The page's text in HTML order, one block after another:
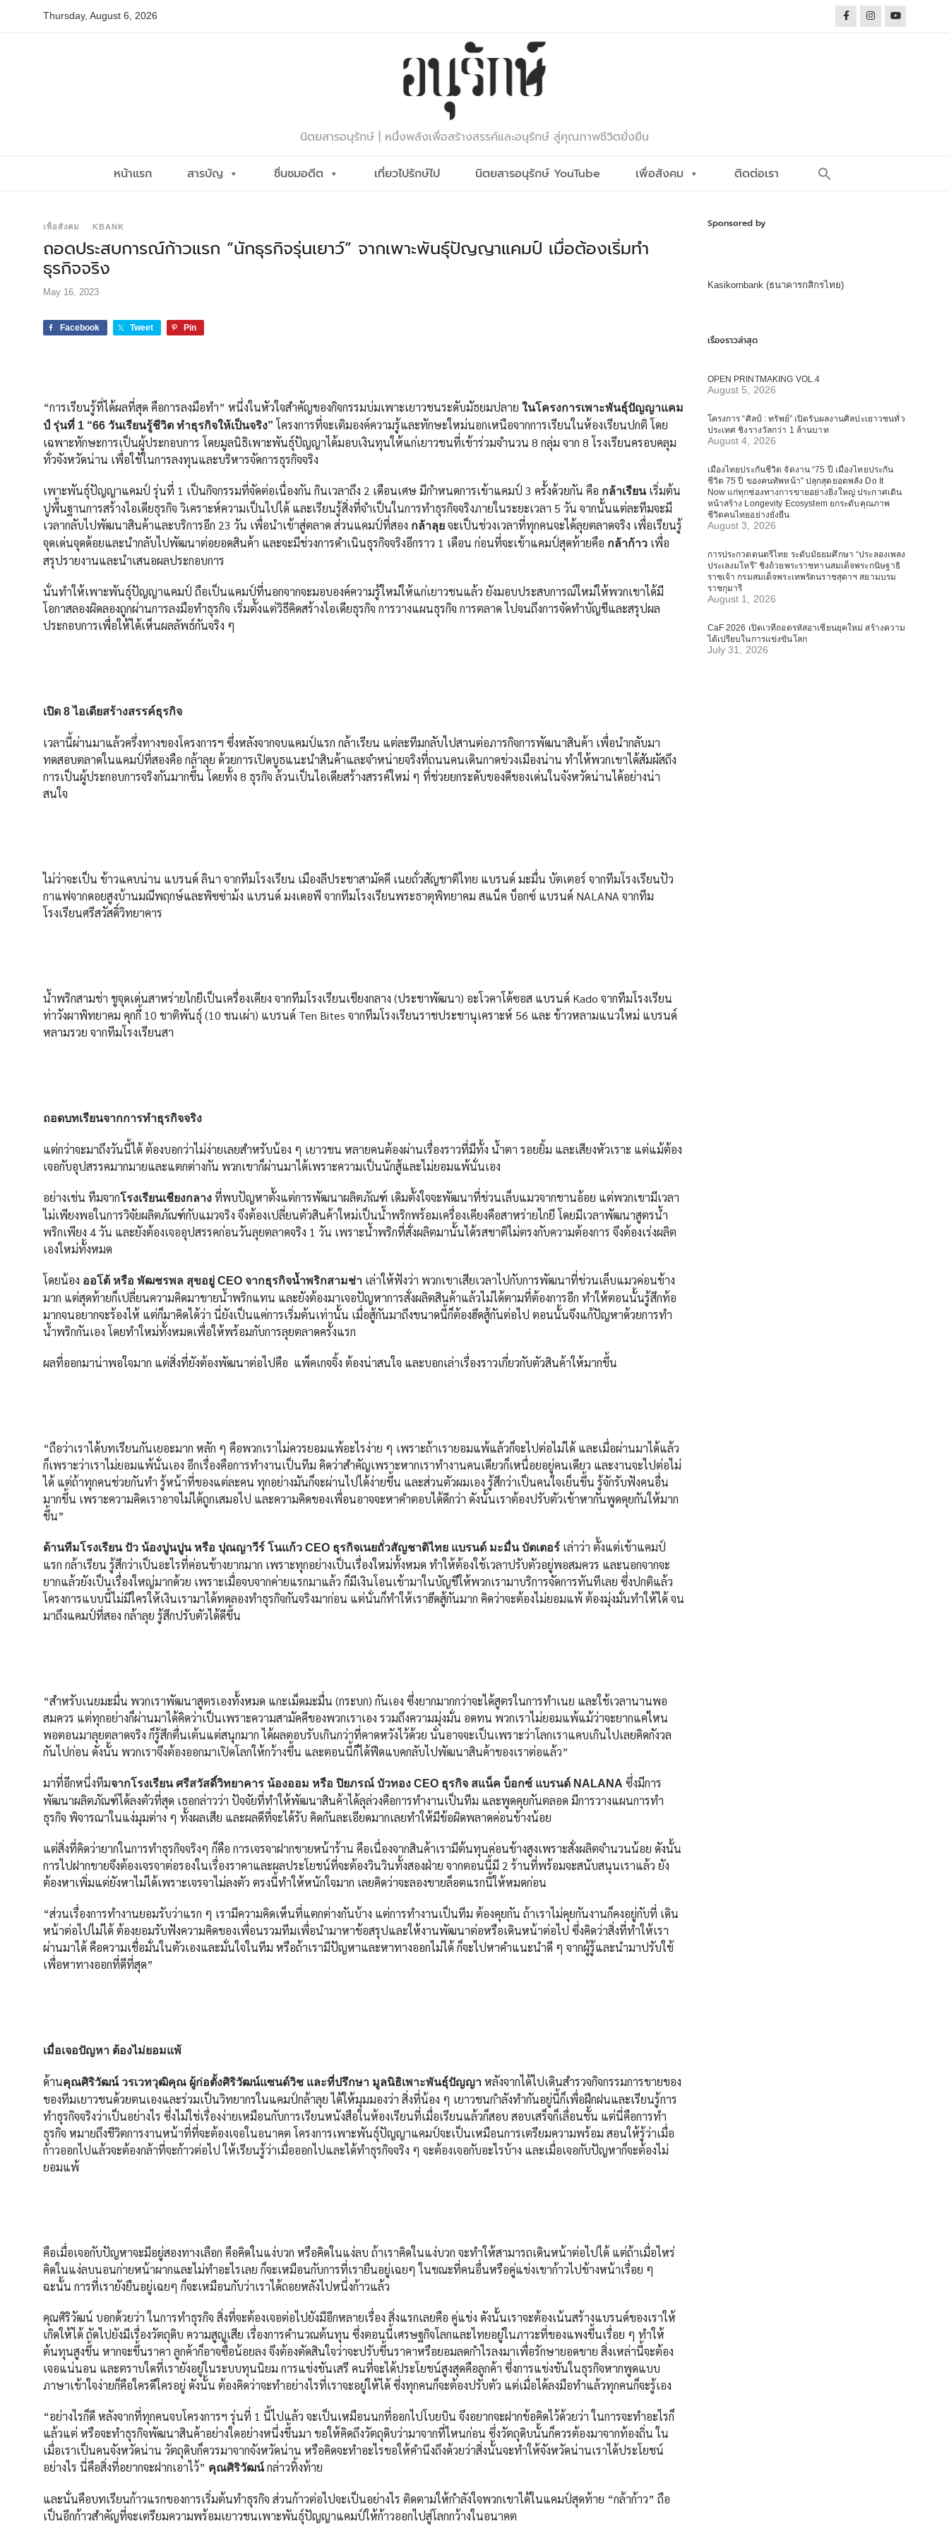
Thursday, August 6, 2026
นิตยสารอนุรักษ์ | หนึ่งพลังเพื่อสร้างสรรค์และอนุรักษ์ สู่คุณภาพชีวิตยั่งยืน
หน้าแรก สารบัญ ชื่นชมอดีต เที่ยวไปรักษ์ไป นิตยสารอนุรักษ์ YouTube เพื่อสังคม ติดต่อเรา
เพื่อสังคม KBANK
ถอดประสบการณ์ก้าวแรก “นักธุรกิจรุ่นเยาว์” จากเพาะพันธุ์ปัญญาแคมป์ เมื่อต้องเริ่มทำ
ธุรกิจจริง
May 16, 2023
Facebook Tweet Pin
“การเรียนรู้ที่ได้ผลที่สุด คือการลงมือทำ” หนึ่งในหัวใจสำคัญของกิจกรรมบ่มเพาะเยาวชนระดับมัธยมปลาย ในโครงการเพาะพันธุ์ปัญญาแคม
ป์ รุ่นที่ 1 “66 วันเรียนรู้ชีวิต ทำธุรกิจให้เป็นจริง” โครงการที่จะเติมองค์ความรู้และทักษะใหม่นอกเหนือจากการเรียนในห้องเรียนปกติ โดย
เฉพาะทักษะการเป็นผู้ประกอบการ โดยมูลนิธิเพาะพันธุ์ปัญญาได้มอบเงินทุนให้แก่เยาวชนที่เข้าร่วมจำนวน 8 กลุ่ม จาก 8 โรงเรียนครอบคลุม
ทั่วจังหวัดน่าน เพื่อใช้ในการลงทุนและบริหารจัดการธุรกิจจริง
เพาะพันธุ์ปัญญาแคมป์ รุ่นที่ 1 เป็นกิจกรรมที่จัดต่อเนื่องกัน กินเวลาถึง 2 เดือนเศษ มีกำหนดการเข้าแคมป์ 3 ครั้งด้วยกัน คือ กล้าเรียนเริ่มต้น
ปูพื้นฐานการสร้างไอเดียธุรกิจ วิเคราะห์ความเป็นไปได้ และเรียนรู้สิ่งที่จำเป็นในการทำธุรกิจจริงภายในระยะเวลา 5 วัน จากนั้นแต่ละทีมจะมี
เวลากลับไปพัฒนาสินค้าและบริการอีก 23 วัน เพื่อนำเข้าสู่ตลาด ส่วนแคมป์ที่สอง กล้าลุย จะเป็นช่วงเวลาที่ทุกคนจะได้ลุยตลาดจริง เพื่อเรียนรู้
จุดเด่นจุดด้อยและนำกลับไปพัฒนาต่อยอดสินค้า และจะมีช่วงการดำเนินธุรกิจจริงอีกราว 1 เดือน ก่อนที่จะเข้าแคมป์สุดท้ายคือ กล้าก้าว เพื่อ
สรุปรายงานและนำเสนอผลประกอบการ
นั่นทำให้เพาะพันธุ์ปัญญาแคมป์ ถือเป็นแคมป์ที่นอกจากจะมอบองค์ความรู้ใหม่ให้แก่เยาวชนแล้ว ยังมอบประสบการณ์ใหม่ให้พวกเขาได้มี
โอกาสลองผิดลองถูกผ่านการลงมือทำธุรกิจ เริ่มตั้งแต่วิธีคิดสร้างไอเดียธุรกิจ การวางแผนธุรกิจ การตลาด ไปจนถึงการจัดทำบัญชีและสรุปผล
ประกอบการเพื่อให้ได้เห็นผลลัพธ์กันจริง ๆ
เปิด 8 ไอเดียสร้างสรรค์ธุรกิจ
เวลานี้ผ่านมาแล้วครึ่งทางของโครงการฯ ซึ่งหลังจากจบแคมป์แรก กล้าเรียน แต่ละทีมกลับไปสานต่อภารกิจการพัฒนาสินค้า เพื่อนำกลับมา
ทดสอบตลาดในแคมป์ที่สองคือ กล้าลุย ด้วยการเปิดบูธแนะนำสินค้าและจำหน่ายจริงที่ถนนคนเดินกาดข่วงเมืองน่าน ทำให้พวกเขาได้สัมผัสถึง
การเป็นผู้ประกอบการจริงกันมากขึ้น โดยทั้ง 8 ธุรกิจ ล้วนเป็นไอเดียสร้างสรรค์ใหม่ ๆ ที่ช่วยยกระดับของดีของเด่นในจังหวัดน่านได้อย่างน่า
สนใจ
ไม่ว่าจะเป็น ข้าวแคบน่าน แบรนด์ ลินา จากทีมโรงเรียน เมืองลีประชาสามัคคี เนยถั่วสัญชาติไทย แบรนด์ มะมื่น บัตเตอร์ จากทีมโรงเรียนปัว
กาแฟจากดอยสูงบ้านมณีพฤกษ์และพิซซ่าม้ง แบรนด์ มงเดอพี จากทีมโรงเรียนพระธาตุพิทยาคม สแน็ค บ็อกซ์ แบรนด์ NALANA จากทีม
โรงเรียนศรีสวัสดิ์วิทยาคาร
น้ำพริกสามช่า ชูจุดเด่นสาหร่ายไกยีเป็นเครื่องเคียง จากทีมโรงเรียนเชียงกลาง (ประชาพัฒนา) อะโวคาโด้ซอส แบรนด์ Kado จากทีมโรงเรียน
ท่าวังผาพิทยาคม คุกกี้ 10 ชาติพันธุ์ (10 ชนเผ่า) แบรนด์ Ten Bites จากทีมโรงเรียนราชประชานุเคราะห์ 56 และ ข้าวหลามแนวใหม่ แบรนด์
หลามรวย จากทีมโรงเรียนสา
ถอดบทเรียนจากการทำธุรกิจจริง
แต่กว่าจะมาถึงวันนี้ได้ ต้องบอกว่าไม่ง่ายเลยสำหรับน้อง ๆ เยาวชน หลายคนต้องผ่านเรื่องราวที่มีทั้ง น้ำตา รอยยิ้ม และเสียงหัวเราะ แต่แม้ต้อง
เจอกับอุปสรรคมากมายและแตกต่างกัน พวกเขาก็ผ่านมาได้เพราะความเป็นนักสู้และไม่ยอมแพ้นั่นเอง
อย่างเช่น ทีมจากโรงเรียนเชียงกลาง ที่พบปัญหาตั้งแต่การพัฒนาผลิตภัณฑ์ เดิมตั้งใจจะพัฒนาที่ข่วนเล็บแมวจากชานอ้อย แต่พวกเขามีเวลา
ไม่เพียงพอในการวิจัยผลิตภัณฑ์กับแมวจริง จึงต้องเปลี่ยนตัวสินค้าใหม่เป็นน้ำพริกพร้อมเครื่องเคียงคือสาหร่ายไกยี โดยมีเวลาพัฒนาสูตรน้ำ
พริกเพียง 4 วัน และยังต้องเจออุปสรรคก่อนวันลุยตลาดจริง 1 วัน เพราะน้ำพริกที่สั่งผลิตมานั้นได้รสชาติไม่ตรงกับความต้องการ จึงต้องเร่งผลิต
เองใหม่ทั้งหมด
โดยน้อง ออโต้ หรือ พัฒชรพล สุขอยู่ CEO จากธุรกิจน้ำพริกสามช่า เล่าให้ฟังว่า พวกเขาเสียเวลาไปกับการพัฒนาที่ข่วนเล็บแมวค่อนข้าง
มาก แต่สุดท้ายก็เปลี่ยนความคิดมาขายน้ำพริกแทน และยังต้องมาเจอปัญหาการสั่งผลิตสินค้าแล้วไม่ได้ตามที่ต้องการอีก ทำให้ตอนนั้นรู้สึกท้อ
มากจนอยากจะร้องไห้ แต่ก็มาคิดได้ว่า นี่ยังเป็นแค่การเริ่มต้นเท่านั้น เมื่อสู้กันมาถึงขนาดนี้ก็ต้องฮึดสู้กันต่อไป ตอนนั้นจึงแก้ปัญหาด้วยการทำ
น้ำพริกกันเอง โดยทำใหม่ทั้งหมดเพื่อให้พร้อมกับการลุยตลาดครั้งแรก
ผลที่ออกมาน่าพอใจมาก แต่สิ่งที่ยังต้องพัฒนาต่อไปคือ แพ็คเกจจิ้ง ต้องน่าสนใจ และบอกเล่าเรื่องราวเกี่ยวกับตัวสินค้าให้มากขึ้น
“ถือว่าเราได้บทเรียนกันเยอะมาก หลัก ๆ คือพวกเราไม่ควรยอมแพ้อะไรง่าย ๆ เพราะถ้าเรายอมแพ้แล้วก็จะไปต่อไม่ได้ และเมื่อผ่านมาได้แล้ว
ก็เพราะว่าเราไม่ยอมแพ้นั่นเอง อีกเรื่องคือการทำงานเป็นทีม คิดว่าสำคัญเพราะหากเราทำงานคนเดียวก็เหนื่อยอยู่คนเดียว และงานจะไปต่อไม่
ได้ แต่ถ้าทุกคนช่วยกันทำ รู้หน้าที่ของแต่ละคน ทุกอย่างมันก็จะผ่านไปได้ง่ายขึ้น และส่วนตัวผมเอง รู้สึกว่าเป็นคนใจเย็นขึ้น รู้จักรับฟังคนอื่น
มากขึ้น เพราะความคิดเราอาจไม่ได้ถูกเสมอไป และความคิดของเพื่อนอาจจะหาคำตอบได้ดีกว่า ดังนั้นเราต้องปรับตัวเข้าหากันพูดคุยกันให้มาก
ขึ้น”
ด้านทีมโรงเรียน ปัว น้องปูนปูน หรือ ปุณญาวีร์ โนแก้ว CEO ธุรกิจเนยถั่วสัญชาติไทย แบรนด์ มะมื่น บัตเตอร์ เล่าว่า ตั้งแต่เข้าแคมป์
แรก กล้าเรียน รู้สึกว่าเป็นอะไรที่ค่อนข้างยากมาก เพราะทุกอย่างเป็นเรื่องใหม่ทั้งหมด ทำให้ต้องใช้เวลาปรับตัวอยู่พอสมควร และนอกจากจะ
ยากแล้วยังเป็นเรื่องใหญ่มากด้วย เพราะเมื่อจบจากค่ายแรกมาแล้ว ก็มีเงินโอนเข้ามาในบัญชีให้พวกเรามาบริการจัดการทันทีเลย ซึ่งปกติแล้ว
โครงการแบบนี้ไม่มีใครให้เงินเรามาได้ทดลองทำธุรกิจกันจริงมาก่อน แต่นั่นก็ทำให้เราฮึดสู้กันมาก คิดว่าจะต้องไม่ยอมแพ้ ต้องมุ่งมั่นทำให้ได้ จน
มาถึงแคมป์ที่สอง กล้าลุย รู้สึกปรับตัวได้ดีขึ้น
“สำหรับเนยมะมื่น พวกเราพัฒนาสูตรเองทั้งหมด แกะเม็ดมะมื่น (กระบก) กันเอง ซึ่งยากมากกว่าจะได้สูตรในการทำเนย และใช้เวลานานพอ
สมควร แต่ทุกอย่างก็ผ่านมาได้คิดว่าเป็นเพราะความสามัคคีของพวกเราเอง รวมถึงความมุ่งมั่น อดทน พวกเราไม่ยอมแพ้แม้ว่าจะยากแค่ไหน
พอตอนมาลุยตลาดจริง ก็รู้สึกตื่นเต้นแต่สนุกมาก ได้ผลตอบรับเกินกว่าที่คาดหวังไว้ด้วย นั่นอาจจะเป็นเพราะว่าโลกเราแคบเกินไปเลยคิดกังวล
กันไปก่อน ดังนั้น พวกเราจึงต้องออกมาเปิดโลกให้กว้างขึ้น และตอนนี้ก็ได้ฟีดแบคกลับไปพัฒนาสินค้าของเราต่อแล้ว”
มาที่อีกหนึ่งทีมจากโรงเรียน ศรีสวัสดิ์วิทยาคาร น้องออม หรือ ปิยภรณ์ บัวทอง CEO ธุรกิจ สแน็ค บ็อกซ์ แบรนด์ NALANA ซึ่งมีการ
พัฒนาผลิตภัณฑ์ได้ลงตัวที่สุด เธอกล่าวว่า ปัจจัยที่ทำให้พัฒนาสินค้าได้ลุล่วงคือการทำงานเป็นทีม และพูดคุยกันตลอด มีการวางแผนการทำ
ธุรกิจ พิจารณาในแง่มุมต่าง ๆ ทั้งผลเสีย และผลดีที่จะได้รับ คิดกันละเอียดมากเลยทำให้มีข้อผิดพลาดค่อนข้างน้อย
แต่สิ่งที่คิดว่ายากในการทำธุรกิจจริงๆ ก็คือ การเจรจาฝากขายหน้าร้าน คือเนื่องจากสินค้าเรามีต้นทุนค่อนข้างสูงเพราะสั่งผลิตจำนวนน้อย ดังนั้น
การไปฝากขายจึงต้องเจรจาต่อรองในเรื่องราคาและผลประโยชน์ที่จะต้องวินวินทั้งสองฝ่าย จากตอนนี้มี 2 ร้านที่พร้อมจะสนับสนุนเราแล้ว ยัง
ต้องหาเพิ่มแต่ยังหาไม่ได้เพราะเจรจาไม่ลงตัว ตรงนี้ทำให้หนักใจมาก เลยคิดว่าจะลองขายล็อตแรกนี้ให้หมดก่อน
“ส่วนเรื่องการทำงานยอมรับว่าแรก ๆ เรามีความคิดเห็นที่แตกต่างกันบ้าง แต่การทำงานเป็นทีม ต้องคุยกัน ถ้าเราไม่คุยกันงานก็คงอยู่กับที่ เดิน
หน้าต่อไปไม่ได้ ต้องยอมรับฟังความคิดของเพื่อนรวมทีมเพื่อนำมาหาข้อสรุปและให้งานพัฒนาต่อหรือเดินหน้าต่อไป ซึ่งคิดว่าสิ่งที่ทำให้เรา
ผ่านมาได้ คือความเชื่อมั่นในตัวเองและมั่นใจในทีม หรือถ้าเรามีปัญหาและหาทางออกไม่ได้ ก็จะไปหาคำแนะนำดี ๆ จากผู้รู้และนำมาปรับใช้
เพื่อหาทางออกที่ดีที่สุด”
เมื่อเจอปัญหา ต้องไม่ยอมแพ้
ด้านคุณศิริวัฒน์ วรเวทวุฒิคุณ ผู้ก่อตั้งศิริวัฒน์แซนด์วิช และที่ปรึกษา มูลนิธิเพาะพันธุ์ปัญญา หลังจากได้ไปเดินสำรวจกิจกรรมการขายของ
ของทีมเยาวชนด้วยตนเองและร่วมเป็นวิทยากรในแคมป์กล้าลุย ได้ให้มุมมองว่า สิ่งที่น้อง ๆ เยาวชนกำลังทำกันอยู่นี้ก็เพื่อฝึกฝนและเรียนรู้การ
ทำธุรกิจจริงว่าเป็นอย่างไร ซึ่งไม่ใช่เรื่องง่ายเหมือนกับการเรียนหนังสือในห้องเรียนที่เมื่อเรียนแล้วก็สอบ สอบเสร็จก็เลื่อนชั้น แต่นี่คือการทำ
ธุรกิจ หมายถึงชีวิตการงานหน้าที่ที่จะต้องเจอในอนาคต โครงการเพาะพันธุ์ปัญญาแคมป์จะเป็นเหมือนการเตรียมความพร้อม สอนให้รู้ว่าเมื่อ
ก้าวออกไปแล้วจะต้องกล้าที่จะก้าวต่อไป ให้เรียนรู้ว่าเมื่อออกไปและได้ทำธุรกิจจริง ๆ จะต้องเจอกับอะไรบ้าง และเมื่อเจอกับปัญหาก็จะต้องไม่
ยอมแพ้
คือเมื่อเจอกับปัญหาจะมีอยู่สองทางเลือก คือคิดในแง่บวก หรือคิดในแง่ลบ ถ้าเราคิดในแง่บวก จะทำให้สามารถเดินหน้าต่อไปได้ แต่ถ้าเมื่อไหร่
คิดในแง่ลบนอนก่ายหน้าผากและไม่ทำอะไรเลย ก็จะเหมือนกับการที่เรายืนอยู่เฉยๆ ในขณะที่คนอื่นหรือคู่แข่งเขาก้าวไปข้างหน้าเรื่อย ๆ
ฉะนั้น การที่เรายังยืนอยู่เฉยๆ ก็จะเหมือนกับว่าเราได้ถอยหลังไปหนึ่งก้าวแล้ว
คุณศิริวัฒน์ บอกด้วยว่า ในการทำธุรกิจ สิ่งที่จะต้องเจอต่อไปยังมีอีกหลายเรื่อง สิ่งแรกเลยคือ คู่แข่ง ดังนั้นเราจะต้องเน้นสร้างแบรนด์ของเราให้
เกิดให้ได้ ถัดไปยังมีเรื่องวัตถุดิบ ความสูญเสีย เรื่องการคำนวณต้นทุน ซึ่งตอนนี้เศรษฐกิจโลกและไทยอยู่ในภาวะที่ของแพงขึ้นเรื่อย ๆ ทำให้
ต้นทุนสูงขึ้น หากจะขึ้นราคา ลูกค้าก็อาจซื้อน้อยลง จึงต้องตัดสินใจว่าจะปรับขึ้นราคาหรือยอมลดกำไรลงมาเพื่อรักษายอดขาย สิ่งเหล่านี้จะต้อง
เจอแน่นอน และตราบใดที่เรายังอยู่ในระบบทุนนิยม การแข่งขันเสรี คนที่จะได้ประโยชน์สูงสุดคือลูกค้า ซึ่งการแข่งขันในธุรกิจหากพูดแบบ
ภาษาเข้าใจง่ายก็คือใครดีใครอยู่ ดังนั้น ต้องคิดว่าจะทำอย่างไรที่เราจะอยู่ให้ได้ ซึ่งทุกคนก็จะต้องปรับตัว แต่เมื่อได้ลงมือทำแล้วทุกคนก็จะรู้เอง
“อย่างไรก็ดี หลังจากที่ทุกคนจบโครงการฯ รุ่นที่ 1 นี้ไปแล้ว จะเป็นเหมือนนกที่ออกไปโบยบิน จึงอยากจะฝากข้อคิดไว้ด้วยว่า ในการจะทำอะไรก็
แล้วแต่ หรือจะทำธุรกิจพัฒนาสินค้าอย่างใดอย่างหนึ่งขึ้นมา ขอให้คิดถึงวัตถุดิบว่ามาจากที่ไหนก่อน ซึ่งวัตถุดิบนั้นก็ควรต้องมาจากท้องถิ่น ใน
เมื่อเราเป็นคนจังหวัดน่าน วัตถุดิบก็ควรมาจากจังหวัดน่าน หรือคิดจะทำอะไรขอให้คำนึงถึงด้วยว่าสิ่งนั้นจะทำให้จังหวัดน่านเราได้ประโยชน์
อย่างไร นี่คือสิ่งที่อยากจะฝากเอาไว้” คุณศิริวัฒน์กล่าวทิ้งท้าย
และนั่นคือบทเรียนก้าวแรกของการเริ่มต้นทำธุรกิจ ส่วนก้าวต่อไปจะเป็นอย่างไร ติดตามให้กำลังใจพวกเขาได้ในแคมป์สุดท้าย “กล้าก้าว” ถือ
เป็นอีกก้าวสำคัญที่จะเตรียมความพร้อมเยาวชนเพาะพันธุ์ปัญญาแคมป์ให้ก้าวออกไปสู่โลกกว้างในอนาคต
Sponsored by
Kasikornbank (ธนาคารกสิกรไทย)
เรื่องราวล่าสุด
OPEN PRINTMAKING VOL.4
August 5, 2026
โครงการ “ศิลป์ : ทรัพย์” เปิดรับผลงานศิลปะเยาวชนทั่ว
ประเทศ ชิงรางวัลกว่า 1 ล้านบาท
August 4, 2026
เมืองไทยประกันชีวิต จัดงาน “75 ปี เมืองไทยประกัน
ชีวิต 75 ปี ของคนทัพหน้า” ปลุกสุดยอดพลัง Do It
Now แก่ทุกช่องทางการขายอย่างยิ่งใหญ่ ประกาศเดิน
หน้าสร้าง Longevity Ecosystem ยกระดับคุณภาพ
ชีวิตคนไทยอย่างยั่งยืน
August 3, 2026
การประกวดดนตรีไทย ระดับมัธยมศึกษา “ประลองเพลง
ประเลงมโหรี” ชิงถ้วยพระราชทานสมเด็จพระกนิษฐาธิ
ราชเจ้า กรมสมเด็จพระเทพรัตนราชสุดาฯ สยามบรม
ราชกุมารี
August 1, 2026
CaF 2026 เปิดเวทีถอดรหัสอาเซียนยุคใหม่ สร้างความ
ได้เปรียบในการแข่งขันโลก
July 31, 2026